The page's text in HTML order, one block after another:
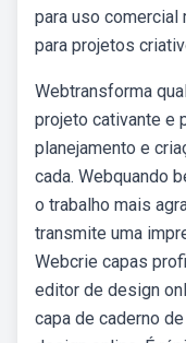
para uso
para projetos
Webtransforma
projeto cativante e
planejamento e
cada. Webquando
o trabalho mais
transmite uma
Webcrie capas
editor de design
capa de caderno